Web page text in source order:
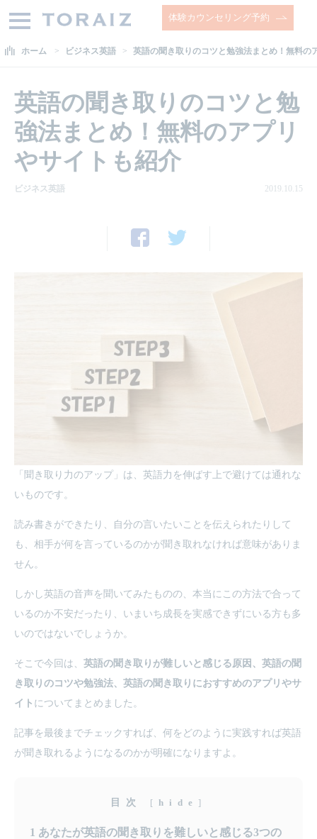
体験カウンセリング予約
ホーム ビジネス英語 英語の聞き取りのコツと勉強法まとめ！無料の
英語の聞き取りのコツと勉
強法まとめ！無料のアプリ
やサイトも紹介
ビジネス英語 2019.10.15
「聞き取り力のアップ」は、英語力を伸ばす上で避けては通れな
いものです。
読み書きができたり、自分の言いたいことを伝えられたりして
も、相手が何を言っているのかが聞き取れなければ意味がありま
せん。
しかし英語の音声を聞いてみたものの、本当にこの方法で合って
いるのか不安だったり、いまいち成長を実感できずにいる方も多
いのではないでしょうか。
そこで今回は、 英語の聞き取りが難しいと感じる原因、英語の聞
き取りのコツや勉強法、英語の聞き取りにおすすめのアプリやサ
イト についてまとめました。
記事を最後までチェックすれば、何をどのように実践すれば英語
が聞き取れるようになるのかが明確になりますよ。
目次 [ hide ]
1 あなたが英語の聞き取りを難しいと感じる3つの